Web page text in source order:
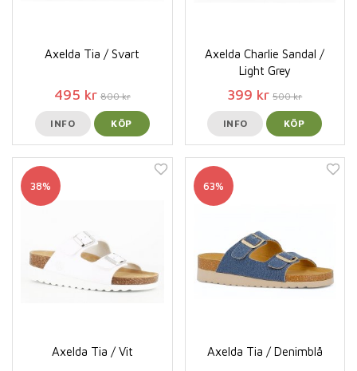
Axelda Tia / Svart
495 kr 800 kr
INFO KÖP
Axelda Charlie Sandal /
Light Grey
399 kr 500 kr
INFO KÖP
38%
Axelda Tia / Vit
63%
Axelda Tia / Denimblå